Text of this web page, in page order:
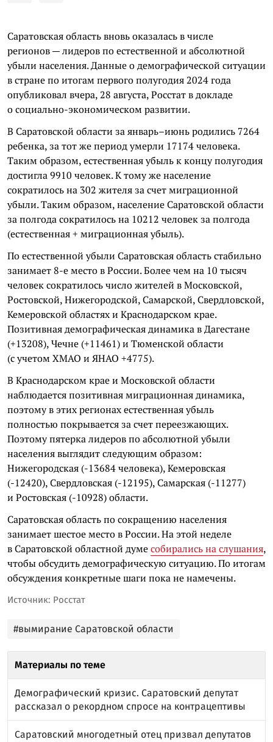
Саратовская область вновь оказалась в числе
регионов — лидеров по естественной и абсолютной
убыли населения. Данные о демографической ситуации
в стране по итогам первого полугодия 2024 года
опубликовал вчера, 28 августа, Росстат в докладе
о социально-экономическом развитии.
В Саратовской области за январь–июнь родились 7264
ребенка, за тот же период умерли 17174 человека.
Таким образом, естественная убыль к концу полугодия
достигла 9910 человек. К тому же население
сократилось на 302 жителя за счет миграционной
убыли. Таким образом, население Саратовской области
за полгода сократилось на 10212 человек за полгода
(естественная + миграционная убыль).
По естественной убыли Саратовская область стабильно
занимает 8-е место в России. Более чем на 10 тысяч
человек сократилось число жителей в Московской,
Ростовской, Нижегородской, Самарской, Свердловской,
Кемеровской областях и Краснодарском крае.
Позитивная демографическая динамика в Дагестане
(+13208), Чечне (+11461) и Тюменской области
(с учетом ХМАО и ЯНАО +4775).
В Краснодарском крае и Московской области
наблюдается позитивная миграционная динамика,
поэтому в этих регионах естественная убыль
полностью покрывается за счет переезжающих.
Поэтому пятерка лидеров по абсолютной убыли
населения выглядит следующим образом:
Нижегородская (-13684 человека), Кемеровская
(-12420), Свердловская (-12195), Самарская (-11277)
и Ростовская (-10928) области.
Саратовская область по сокращению населения
занимает шестое место в России. На этой неделе
в Саратовской областной думесобирались на слушания,
чтобы обсудить демографическую ситуацию. По итогам
обсуждения конкретные шаги пока не намечены.
Источник: Росстат
#вымирание Саратовской области
Материалы по теме
Демографический кризис. Саратовский депутат
рассказал о рекордном спросе на контрацептивы
Саратовский многодетный отец призвал депутатов